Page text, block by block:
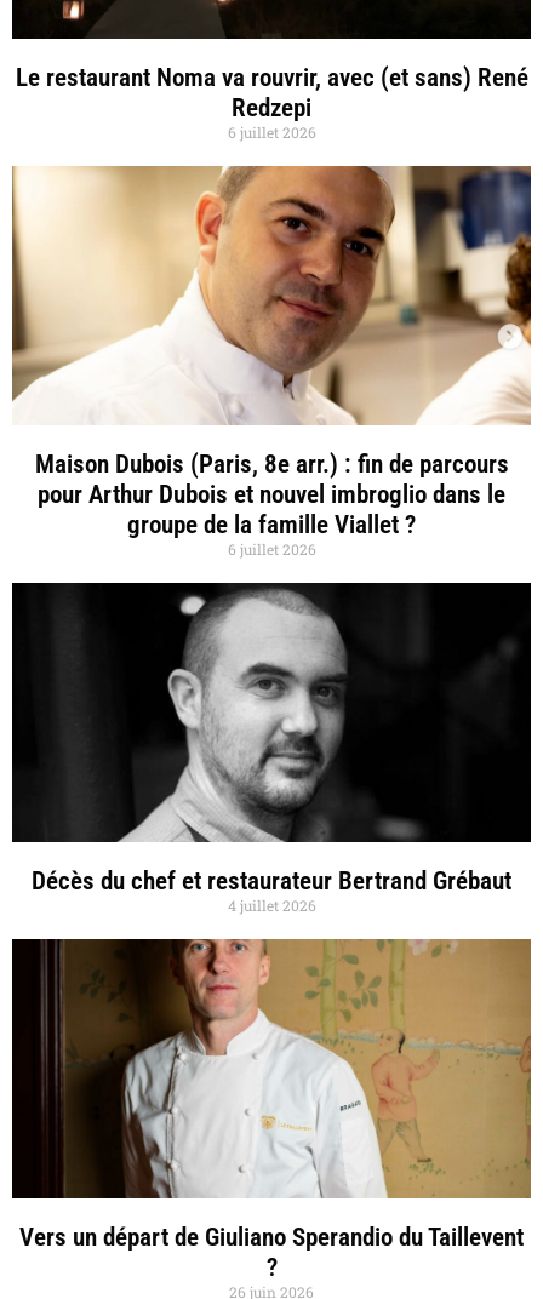
Le restaurant Noma va rouvrir, avec (et sans) René
Redzepi
6 juillet 2026
Maison Dubois (Paris, 8e arr.) : fin de parcours
pour Arthur Dubois et nouvel imbroglio dans le
groupe de la famille Viallet ?
6 juillet 2026
Décès du chef et restaurateur Bertrand Grébaut
4 juillet 2026
Vers un départ de Giuliano Sperandio du Taillevent
?
26 juin 2026